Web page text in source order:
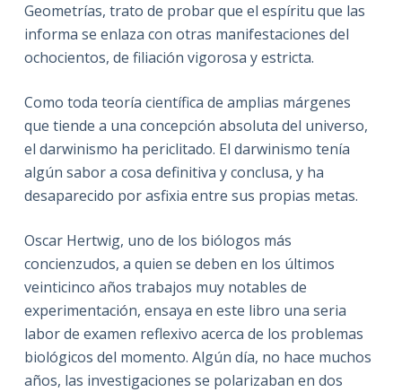
Geometrías, trato de probar que el espíritu que las
informa se enlaza con otras manifestaciones del
ochocientos, de filiación vigorosa y estricta.
Como toda teoría científica de amplias márgenes
que tiende a una concepción absoluta del universo,
el darwinismo ha periclitado. El darwinismo tenía
algún sabor a cosa definitiva y conclusa, y ha
desaparecido por asfixia entre sus propias metas.
Oscar Hertwig, uno de los biólogos más
concienzudos, a quien se deben en los últimos
veinticinco años trabajos muy notables de
experimentación, ensaya en este libro una seria
labor de examen reflexivo acerca de los problemas
biológicos del momento. Algún día, no hace muchos
años, las investigaciones se polarizaban en dos